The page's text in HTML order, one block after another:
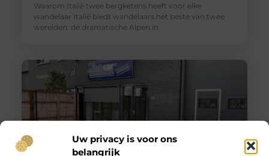
Uw privacy is voor ons
belangrijk
Waarom Italië twee bergketens heeft voor elke
wandelaar Italië biedt wandelaars het beste van twee
werelden: de dramatische Alpen in